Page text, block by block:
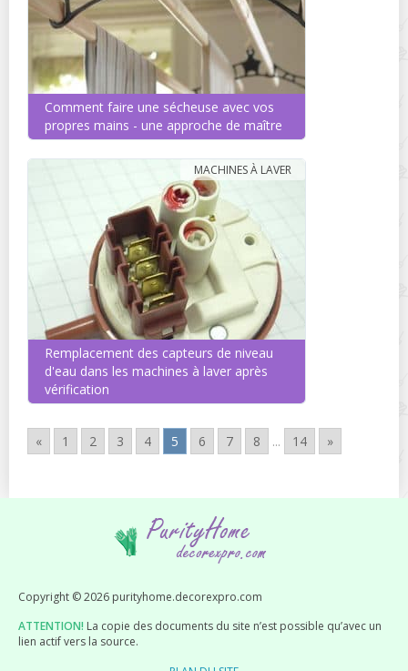
Comment faire une sécheuse avec vos
propres mains - une approche de maître
Remplacement des capteurs de niveau
d'eau dans les machines à laver après
vérification
MACHINES À LAVER
« 1 2 3 4 5 6 7 8 ... 14 »
Copyright © 2026 purityhome.decorexpro.com
ATTENTION! La copie des documents du site n’est possible qu’avec un
lien actif vers la source.